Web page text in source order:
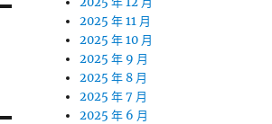
2025 年 11 月
2025 年 10 月
2025 年 9 月
2025 年 8 月
2025 年 7 月
2025 年 6 月